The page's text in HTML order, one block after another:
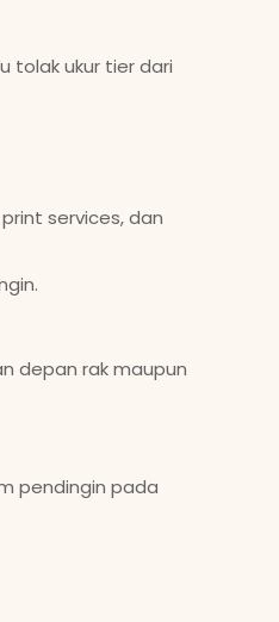
tolak ukur tier dari
services, dan
depan rak maupun
pendingin pada